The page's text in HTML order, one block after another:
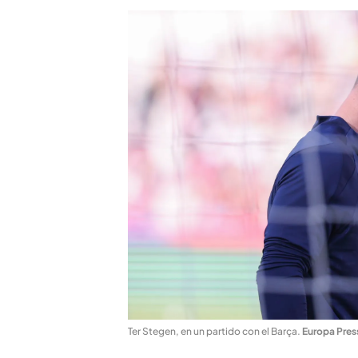
Ter Stegen, en un partido con el Barça. Europa